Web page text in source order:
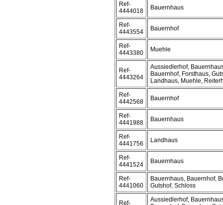
Ref-
4444018
Bauernhaus
Ref-
4443554
Bauernhof
Ref-
4443380
Muehle
Ref-
4443264
Aussiedlerhof,
Bauernhof, Forsthaus,
Landhaus, Muehle,
Ref-
4442568
Bauernhof
Ref-
4441988
Bauernhaus
Ref-
4441756
Landhaus
Ref-
4441524
Bauernhaus
Ref-
4441060
Bauernhaus, Bauernhof,
Gutshof, Schloss
Ref-
Aussiedlerhof,